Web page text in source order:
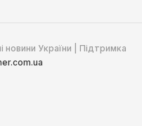
України | Підтримка